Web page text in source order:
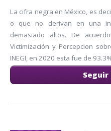
La cifra negra en México, es
o que no derivan en una
demasiado altos. De
Victimización y Percepcion
INEGI, en 2020 esta fue de
Seguir